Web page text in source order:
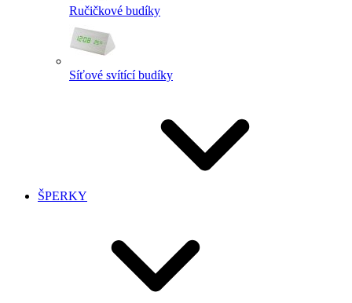
Ručičkové budíky
Síťové svítící budíky
ŠPERKY